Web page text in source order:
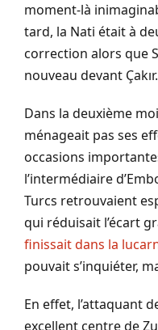
moment-là
tard, la Nati était à
correction alors que
nouveau devant Çakır.
Dans la deuxième
ménageait pas ses
occasions
l’intermédiaire
Turcs retrouvaient
qui réduisait l’écart
finissait dans la
pouvait s’inquiéter,
En effet, l’attaquant
excellent centre de